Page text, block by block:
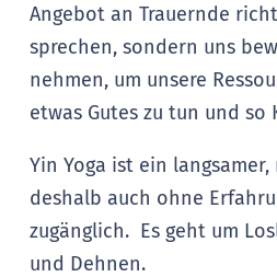
Angebot an Trauernde
sprechen, sondern uns
nehmen, um unsere
etwas Gutes zu tun und so
Yin Yoga ist ein
deshalb auch ohne
zugänglich. Es geht um
und Dehnen.